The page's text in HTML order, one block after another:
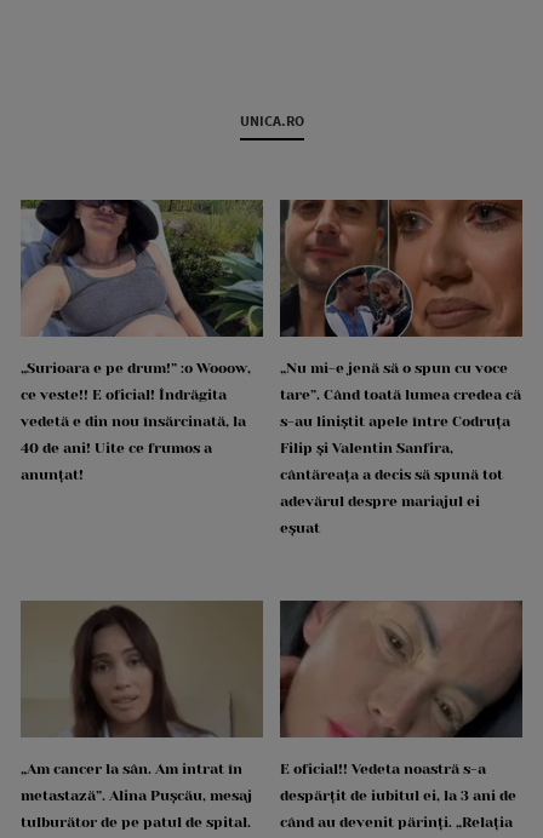
UNICA.RO
„Surioara e pe drum!” :o Wooow,
ce veste!! E oficial! Îndrăgita
vedetă e din nou însărcinată, la
40 de ani! Uite ce frumos a
anunțat!
„Nu mi-e jenă să o spun cu voce
tare”. Când toată lumea credea că
s-au liniștit apele între Codruța
Filip și Valentin Sanfira,
cântăreața a decis să spună tot
adevărul despre mariajul ei
eșuat
„Am cancer la sân. Am intrat în
metastază”. Alina Pușcău, mesaj
tulburător de pe patul de spital.
E oficial!! Vedeta noastră s-a
despărțit de iubitul ei, la 3 ani de
când au devenit părinți. „Relația